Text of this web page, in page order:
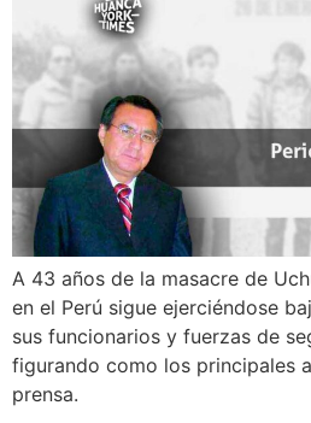
A 43 años de la masacre de
en el Perú sigue ejerciéndose
sus funcionarios y fuerzas de
figurando como los principales
prensa.